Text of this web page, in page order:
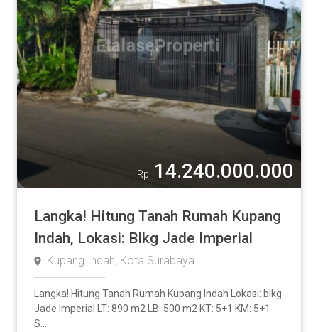
Rp 14.240.000.000
Langka! Hitung Tanah Rumah Kupang
Indah, Lokasi: Blkg Jade Imperial
Kupang Indah, Kota Surabaya
Langka! Hitung Tanah Rumah Kupang Indah Lokasi: blkg
Jade Imperial LT: 890 m2 LB: 500 m2 KT: 5+1 KM: 5+1
S...